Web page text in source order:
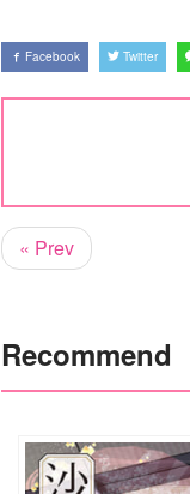
Facebook Twitter
« Prev
Recommend